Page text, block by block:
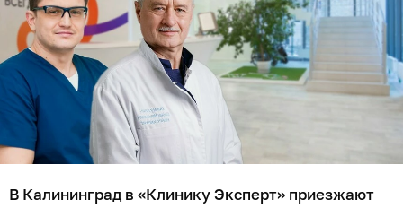
В Калининград в «Клинику Эксперт» приезжают